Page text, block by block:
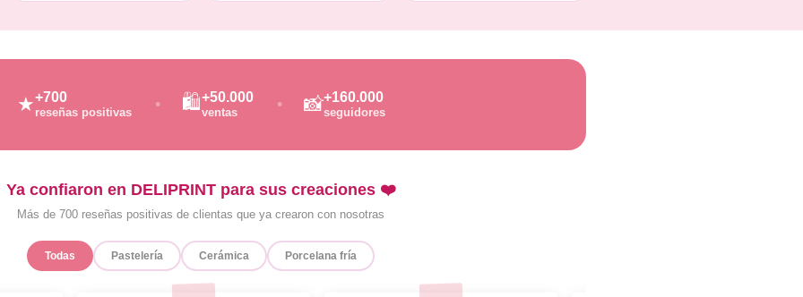
★+700
reseñas positivas 🛍️+50.000
ventas 📸+160.000
seguidores
Ya confiaron en DELIPRINT para sus creaciones ❤️
Más de 700 reseñas positivas de clientas que ya crearon con nosotras
Todas Pastelería Cerámica Porcelana fría